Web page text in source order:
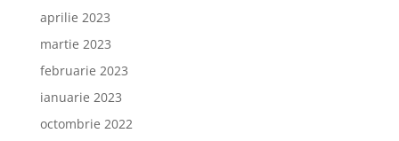
aprilie 2023
martie 2023
februarie 2023
ianuarie 2023
octombrie 2022